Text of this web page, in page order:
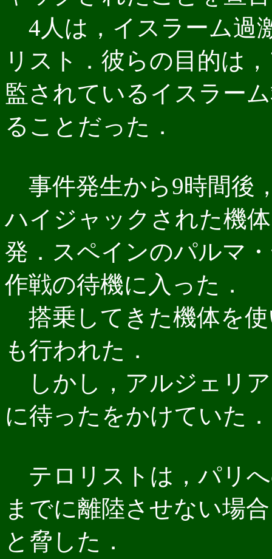
4人は，イスラーム過
リスト．彼らの目的は
監されているイスラー
ることだった．
事件発生から9時間後
ハイジャックされた機
発．スペインのパルマ
作戦の待機に入った．
搭乗してきた機体を
も行われた．
しかし，アルジェリ
に待ったをかけていた．
テロリストは，パリへ
までに離陸させない場
と脅した．